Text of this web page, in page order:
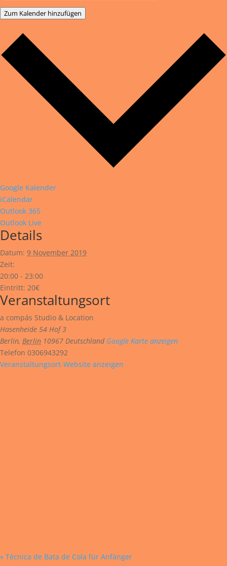
Zum Kalender hinzufügen
Google Kalender
iCalendar
Outlook 365
Outlook Live
Details
Datum: 9 November 2019
Zeit:
20:00 - 23:00
Eintritt: 20€
Veranstaltungsort
a compás Studio & Location
Hasenheide 54 Hof 3
Berlin, Berlin 10967 Deutschland Google Karte anzeigen
Telefon 0306943292
Veranstaltungsort-Website anzeigen
« Técnica de Bata de Cola für Anfänger